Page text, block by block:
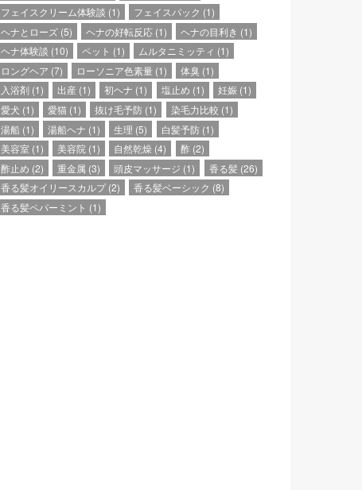
フェイスクリーム体験談 (1) フェイスパック (1)
ヘナとローズ (5) ヘナの好転反応 (1) ヘナの目利き (1)
ヘナ体験談 (10) ペット (1) ムルタニミッティ (1)
ロングヘア (7) ローソニア色素量 (1) 体臭 (1)
入浴剤 (1) 出産 (1) 初ヘナ (1) 塩止め (1) 妊娠(1)
愛犬 (1) 愛猫 (1) 抜け毛予防 (1) 染毛力比較 (1)
湯船 (1) 湯船ヘナ (1) 生理 (5) 白髪予防(1)
美容室 (1) 美容院 (1) 自然乾燥 (4) 酢(2)
酢止め (2) 重金属 (3) 頭皮マッサージ (1) 香る髪(26)
香る髪オイリースカルプ (2) 香る髪ベーシック (8)
香る髪ペパーミント (1)